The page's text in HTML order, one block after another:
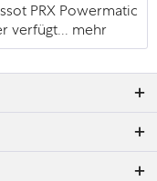
PRX Powermatic
verfügt... mehr